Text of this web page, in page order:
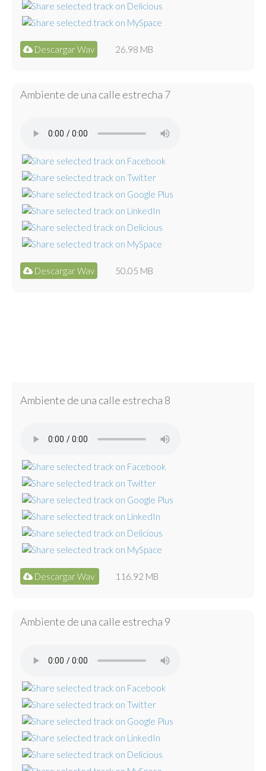
Descargar Wav 26.98 MB
Ambiente de una calle estrecha 7
Descargar Wav 50.05 MB
Ambiente de una calle estrecha 8
Descargar Wav 116.92 MB
Ambiente de una calle estrecha 9